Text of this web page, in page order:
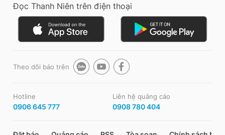
Đọc Thanh Niên trên điện thoại
Theo dõi báo trên
Hotline
0906 645 777
Liên hệ quảng cáo
0908 780 404